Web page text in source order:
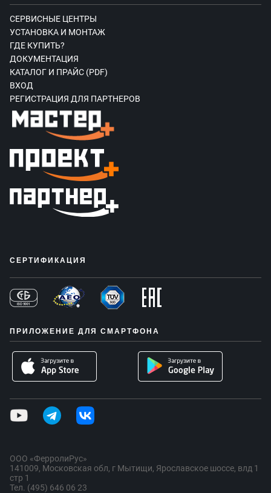
СЕРВИСНЫЕ ЦЕНТРЫ
УСТАНОВКА И МОНТАЖ
ГДЕ КУПИТЬ?
ДОКУМЕНТАЦИЯ
КАТАЛОГ И ПРАЙС (PDF)
ВХОД
РЕГИСТРАЦИЯ ДЛЯ ПАРТНЕРОВ
СЕРТИФИКАЦИЯ
ПРИЛОЖЕНИЕ ДЛЯ СМАРТФОНА
ООО «ФерролиРус»
141009, Московская обл, г Мытищи, Ярославское шоссе, влд 1
стр 1
Тел. (495) 646 06 23